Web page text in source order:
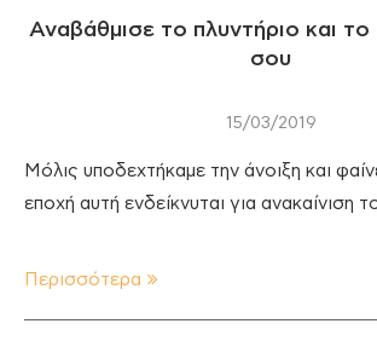
Αναβάθμισε το πλυντήριο και
σου
15/03/2019
Μόλις υποδεχτήκαμε την άνοιξη και
εποχή αυτή ενδείκνυται για ανακαίνιση
Περισσότερα